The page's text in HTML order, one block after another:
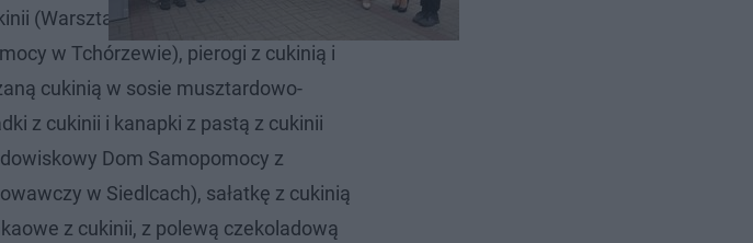
(Warsztat Terapii Zajęciowej Caritas
w Tchórzewie), pierogi z cukinią i
cukinią w sosie musztardowo-
z cukinii i kanapki z pastą z cukinii
Dom Samopomocy z
w Siedlcach), sałatkę z cukinią
z cukinii, z polewą czekoladową